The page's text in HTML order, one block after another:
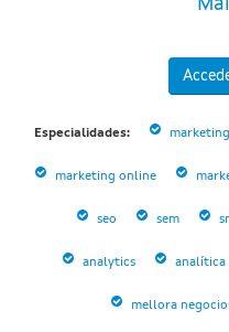
Especialidades:
marketing online
seo sem
analytics analítica
mellora